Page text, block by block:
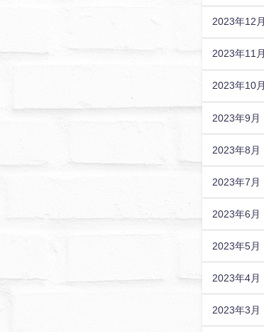
2023年12月
2023年11月
2023年10月
2023年9月
2023年8月
2023年7月
2023年6月
2023年5月
2023年4月
2023年3月